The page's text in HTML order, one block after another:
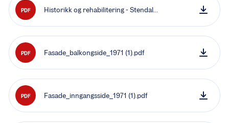
PDF
Historikk og rehabilitering - Stendal
PDF Fasade_balkongside_1971 (1).pdf
PDF Fasade_inngangsside_1971 (1).pdf